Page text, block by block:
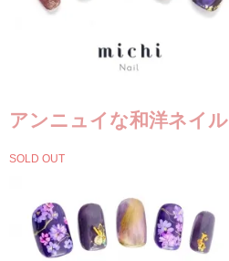
アンニュイな和洋ネイル
SOLD OUT